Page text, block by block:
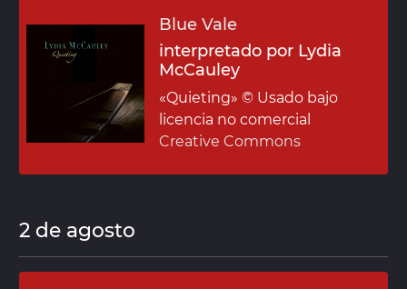
Blue Vale
interpretado por Lydia
McCauley
«Quieting» © Usado bajo
licencia no comercial
Creative Commons
2 de agosto